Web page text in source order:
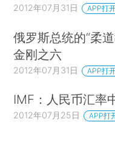
2012年07月31日 APP打
俄罗斯总统的“柔
金刚之六
2012年07月31日 APP打
IMF：人民币汇率
2012年07月25日 APP打